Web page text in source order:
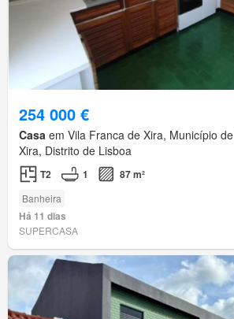
254 000 €
Casa em Vila Franca de Xira, Município
Xira, Distrito de Lisboa
T2 1 87 m²
Banheira
Há 11 dias
SUPERCASA